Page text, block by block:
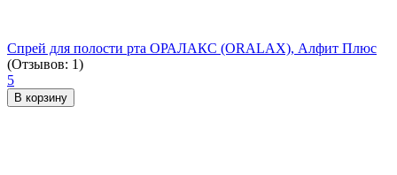
Спрей для полости рта ОРАЛАКС (ORALAX), Алфит Плюс
(Отзывов: 1)
5
В корзину